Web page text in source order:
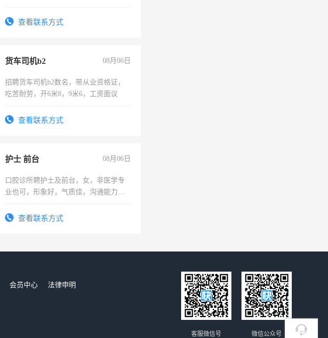
宿，免费发放劳保用品，两班倒，每月
查看联系方式
货车司机b2 08月06日
招聘货车司机b2数名，带从业资格证，
吃苦耐劳，开6米8，9米6，工资面议
查看联系方式
护士 前台 08月06日
口腔诊所聘护士及前台，女，非医学专
业也可，形象好，气质佳，沟通能力
查看联系方式
会员中心
法律申明
微信公众号
客服微信号